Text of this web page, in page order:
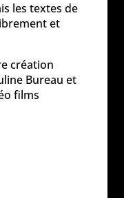
les textes de
et
création
Bureau et
films